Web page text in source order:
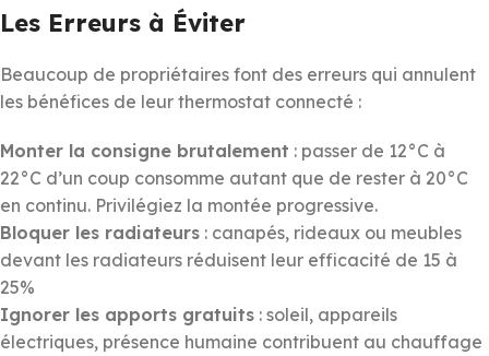
Les Erreurs à Éviter
Beaucoup de propriétaires font des erreurs qui annulent
les bénéfices de leur thermostat connecté :
Monter la consigne brutalement : passer de 12°C à
22°C d’un coup consomme autant que de rester à 20°C
en continu. Privilégiez la montée progressive.
Bloquer les radiateurs : canapés, rideaux ou meubles
devant les radiateurs réduisent leur efficacité de 15 à
25%
Ignorer les apports gratuits : soleil, appareils
électriques, présence humaine contribuent au chauffage